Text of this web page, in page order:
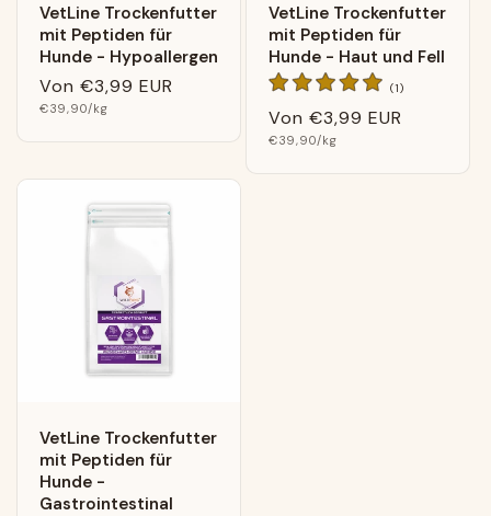
VetLine Trockenfutter
mit Peptiden für
Hunde - Hypoallergen
Normaler
Preis
Von €3,99 EUR
Grundpreis
€39,90/kg
VetLine Trockenfutter
mit Peptiden für
Hunde - Haut und Fell
(1)1
Normaler
Preis
Von €3,99 EUR
Grundpreis
€39,90/kg
VetLine Trockenfutter
mit Peptiden für
Hunde -
Gastrointestinal